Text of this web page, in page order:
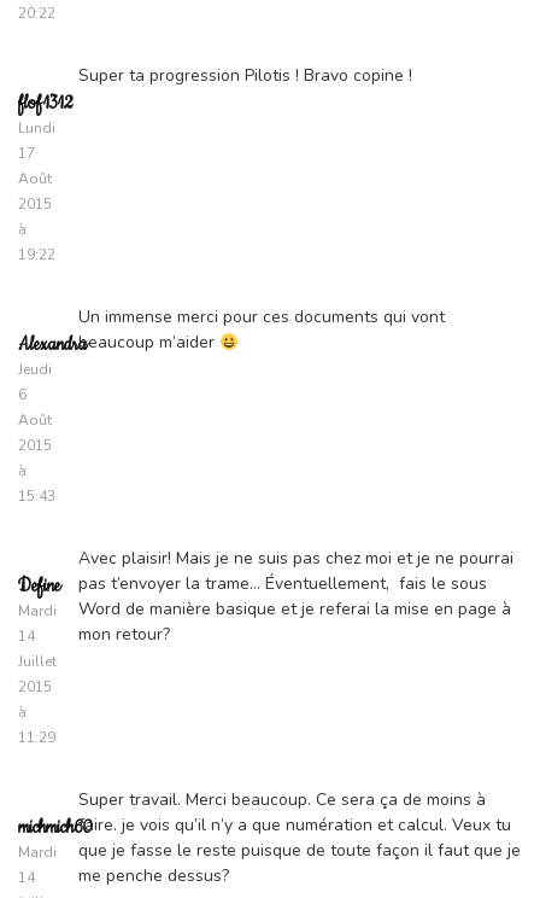
20:22
flof1312
Lundi
17
Août
2015
à
19:22
Super ta progression Pilotis ! Bravo copine !
Alexandra
Jeudi
6
Août
2015
à
15:43
Un immense merci pour ces documents qui vont
beaucoup m’aider
Define
Mardi
14
Juillet
2015
à
11:29
Avec plaisir! Mais je ne suis pas chez moi et je ne pourrai
pas t’envoyer la trame… Éventuellement, fais le sous
Word de manière basique et je referai la mise en page à
mon retour?
michmich60
Mardi
14
Super travail. Merci beaucoup. Ce sera ça de moins à
faire. je vois qu’il n’y a que numération et calcul. Veux tu
que je fasse le reste puisque de toute façon il faut que je
me penche dessus?